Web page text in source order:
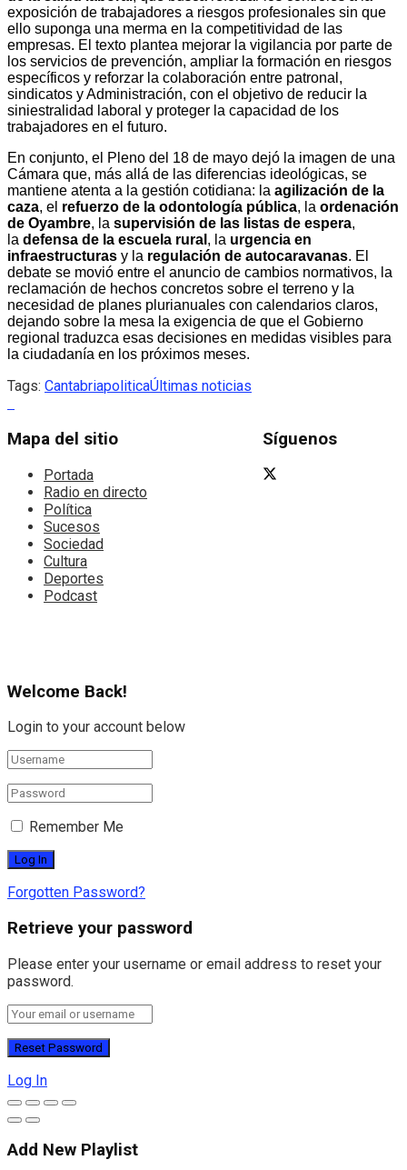
exposición de trabajadores a riesgos profesionales sin que
ello suponga una merma en la competitividad de las
empresas. El texto plantea mejorar la vigilancia por parte de
los servicios de prevención, ampliar la formación en riesgos
específicos y reforzar la colaboración entre patronal,
sindicatos y Administración, con el objetivo de reducir la
siniestralidad laboral y proteger la capacidad de los
trabajadores en el futuro.
En conjunto, el Pleno del 18 de mayo dejó la imagen de una
Cámara que, más allá de las diferencias ideológicas, se
mantiene atenta a la gestión cotidiana: la agilización de la
caza, el refuerzo de la odontología pública, la ordenación
de Oyambre, la supervisión de las listas de espera,
la defensa de la escuela rural , la urgencia en
infraestructuras y la regulación de autocaravanas. El
debate se movió entre el anuncio de cambios normativos, la
reclamación de hechos concretos sobre el terreno y la
necesidad de planes plurianuales con calendarios claros,
dejando sobre la mesa la exigencia de que el Gobierno
regional traduzca esas decisiones en medidas visibles para
la ciudadanía en los próximos meses.
Tags: CantabriapoliticaÚltimas noticias
Mapa del sitio
Portada
Radio en directo
Política
Sucesos
Sociedad
Cultura
Deportes
Podcast
Síguenos
Welcome Back!
Login to your account below
Remember Me
Forgotten Password?
Retrieve your password
Please enter your username or email address to reset your
password.
Log In
Add New Playlist